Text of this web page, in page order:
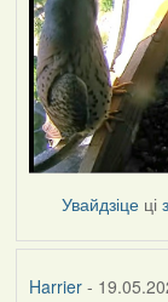
Увайдзіце ці
Harrier-